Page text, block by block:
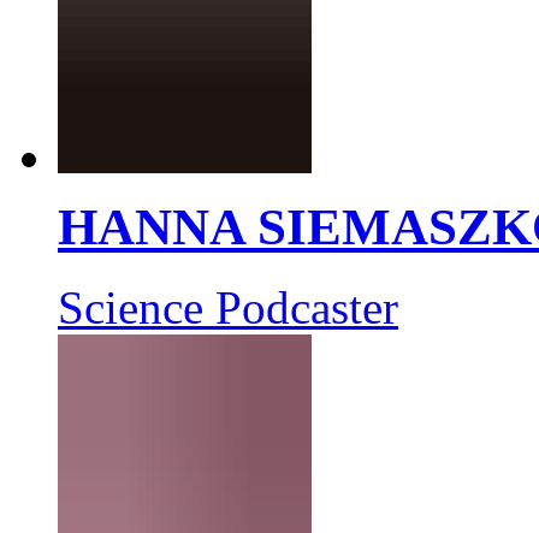
HANNA
Science Podcaster